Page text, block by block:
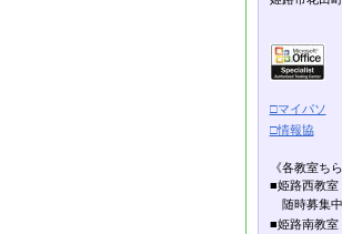
□マイパソ
□情報協
《各教室ち
■姫路西教室
随時募集
■姫路南教室